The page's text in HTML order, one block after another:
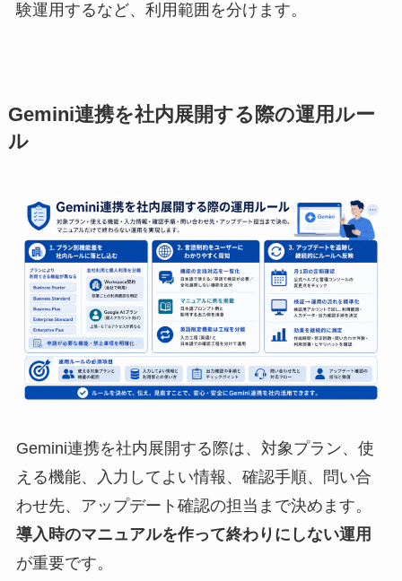
験運用するなど、利用範囲を分けます。
Gemini連携を社内展開する際の運用ルー
ル
Gemini連携を社内展開する際は、対象プラン、使
える機能、入力してよい情報、確認手順、問い合
わせ先、アップデート確認の担当まで決めます。
導入時のマニュアルを作って終わりにしない運用
が重要です。